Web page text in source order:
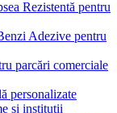
Rezistentă pentru
Adezive pentru
parcări comerciale
personalizate
și instituții